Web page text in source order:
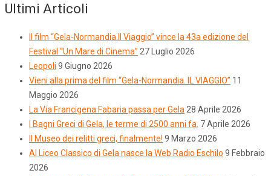
Ultimi Articoli
Il film “Gela-Normandia.Il Viaggio” vince la 43a edizione del
Festival “Un Mare di Cinema” 27 Luglio 2026
Leopoli 9 Giugno 2026
Vieni alla prima del film “Gela-Normandia. IL VIAGGIO” 11
Maggio 2026
La Via Francigena Fabaria passa per Gela 28 Aprile 2026
I Bagni Greci di Gela, le terme di 2500 anni fa. 7 Aprile 2026
Il Museo dei relitti greci, finalmente! 9 Marzo 2026
Al Liceo Classico di Gela nasce la Web Radio Eschilo 9 Febbraio
2026